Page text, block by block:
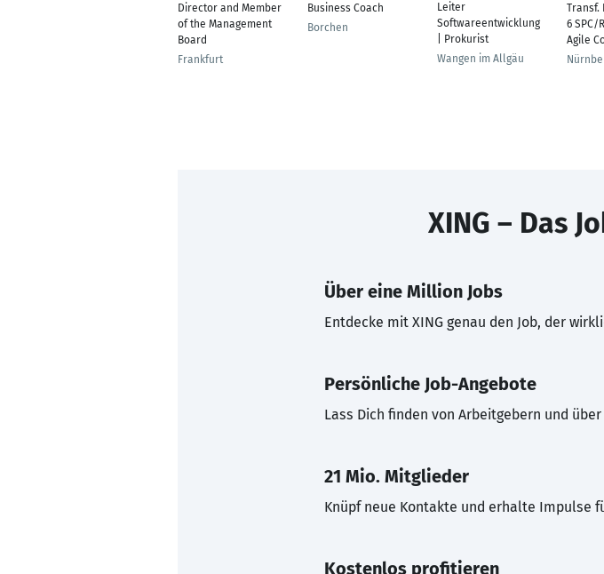
Director and Member
of the Management
Board
Frankfurt
Business Coach
Borchen
Leiter
Softwareentwicklung
| Prokurist
Wangen im Allgäu
Transf.
6 SPC/
Agile
XING – Das
Über eine Million Jobs
Entdecke mit XING genau den Job, der
Persönliche Job-Angebote
Lass Dich finden von Arbeitgebern und
21 Mio. Mitglieder
Knüpf neue Kontakte und erhalte Impulse
Kostenlos profitieren